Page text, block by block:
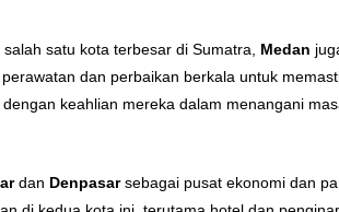
salah satu kota terbesar di Sumatra, Medan
dan perbaikan berkala untuk
keahlian mereka dalam menangani
dan Denpasarsebagai pusat ekonomi dan